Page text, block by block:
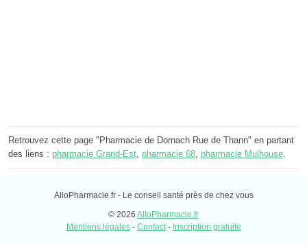
Retrouvez cette page "Pharmacie de Dornach Rue de Thann" en partant
des liens : pharmacie Grand-Est, pharmacie 68, pharmacie Mulhouse.
AlloPharmacie.fr - Le conseil santé près de chez vous
© 2026 AlloPharmacie.fr
Mentions légales- Contact- Inscription gratuite